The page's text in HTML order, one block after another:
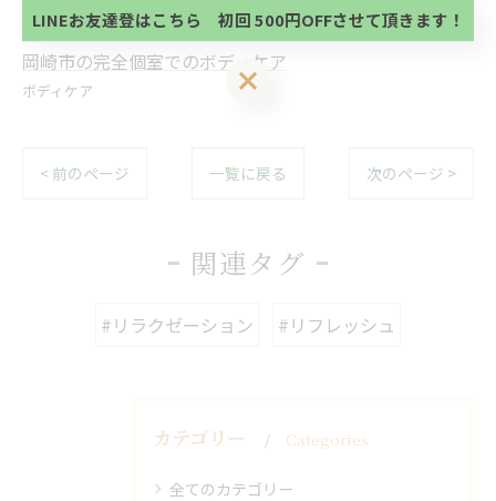
岡崎市の完全個室でのボディケア
ボディケア
< 前のページ 一覧に戻る 次のページ >
関連タグ
#リラクゼーション #リフレッシュ
カテゴリー Categories
全てのカテゴリー
方、不必要な方 お手数ですが、✖印でお閉じ下さ
い。
LINEお友達登はこちら 初回 500円OFFさせて頂きます！
LINEお友達登はこちら 初回 500円OFFさせて頂きます！